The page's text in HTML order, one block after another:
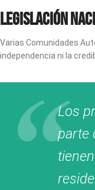
Legislación
Varias Comunidades
independencia ni la
Los
parte